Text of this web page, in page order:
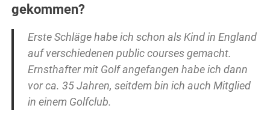
gekommen?
Erste Schläge habe ich schon als Kind in England
auf verschiedenen public courses gemacht.
Ernsthafter mit Golf angefangen habe ich dann
vor ca. 35 Jahren, seitdem bin ich auch Mitglied
in einem Golfclub.